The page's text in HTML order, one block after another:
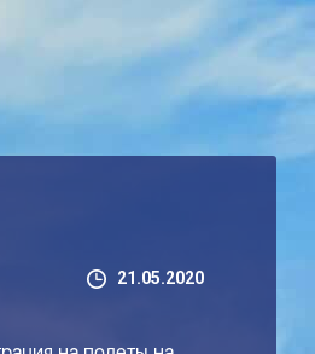
21.05.2020